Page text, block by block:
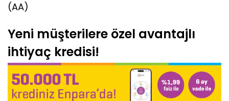
(AA)
Yeni müşterilere özel avantajlı
ihtiyaç kredisi!